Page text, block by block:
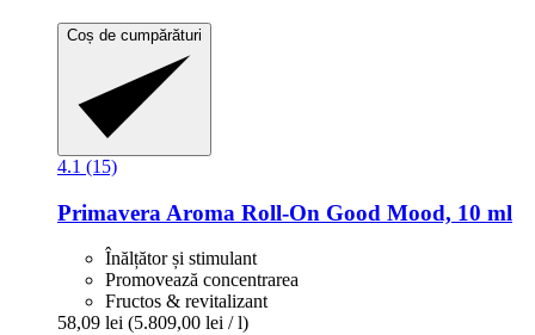
Coș de cumpărături
4.1 (15)
Primavera Aroma Roll-​On Good Mood, 10 ml
Înălțător și stimulant
Promovează concentrarea
Fructos & revitalizant
58,09 lei (5.809,00 lei / l)